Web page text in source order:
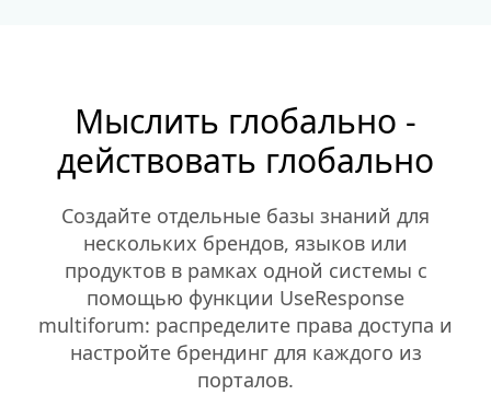
Мыслить глобально -
действовать глобально
Создайте отдельные базы знаний для
нескольких брендов, языков или
продуктов в рамках одной системы с
помощью функции UseResponse
multiforum: распределите права доступа и
настройте брендинг для каждого из
порталов.